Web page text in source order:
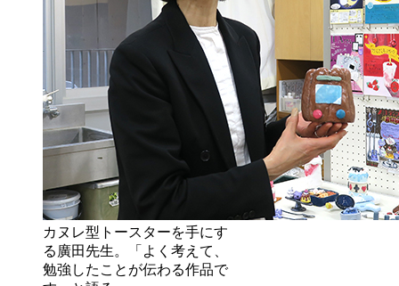
カヌレ型トースターを手にす
る廣田先生。「よく考えて、
勉強したことが伝わる作品で